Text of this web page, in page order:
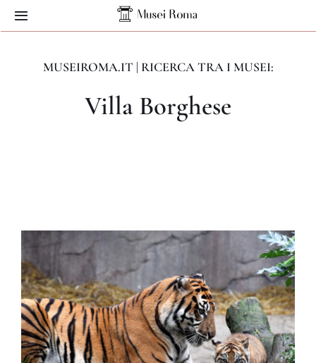
Skip
to Toggle
Musei
MUSEIROMA.IT | RICERCA TRA I MUSEI:
Villa Borghese